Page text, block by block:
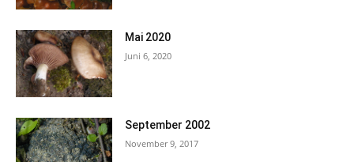
Mai 2020
Juni 6, 2020
September 2002
November 9, 2017